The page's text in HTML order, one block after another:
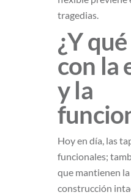
tragedias.
¿Y
con la
y la
Hoy en día, las
funcionales;
que mantienen
construcción